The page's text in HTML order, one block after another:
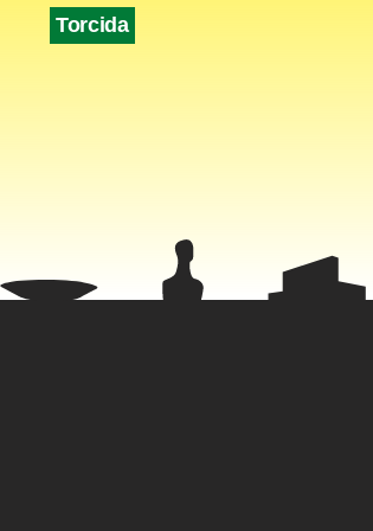
Torcida